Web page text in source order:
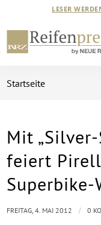
LESER
Startseite
Mit
feiert
Superbike-
FREITAG, 4. MAI 2012 / 0